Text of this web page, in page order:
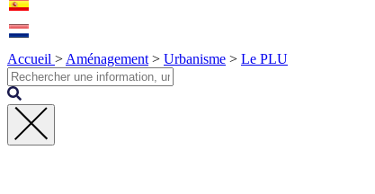
Accueil > Aménagement > Urbanisme > Le PLU
Fermer